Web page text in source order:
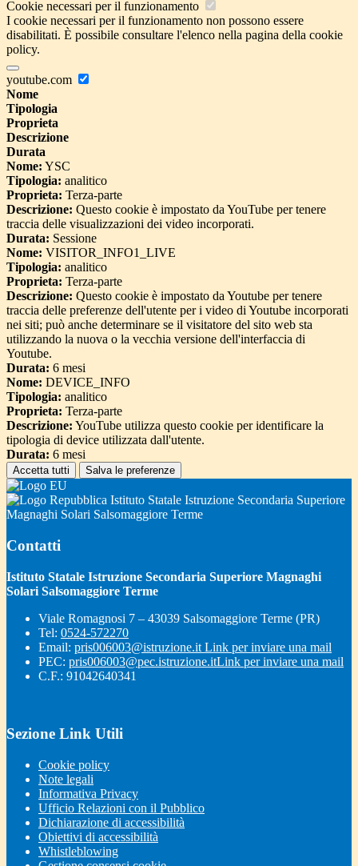
Cookie necessari per il funzionamento
I cookie necessari per il funzionamento non possono essere
disabilitati. È possibile consultare l'elenco nella pagina della cookie
policy.
youtube.com
Nome
Tipologia
Proprieta
Descrizione
Durata
Nome: YSC
Tipologia: analitico
Proprieta: Terza-parte
Descrizione: Questo cookie è impostato da YouTube per tenere
traccia delle visualizzazioni dei video incorporati.
Durata: Sessione
Nome: VISITOR_INFO1_LIVE
Tipologia: analitico
Proprieta: Terza-parte
Descrizione: Questo cookie è impostato da Youtube per tenere
traccia delle preferenze dell'utente per i video di Youtube incorporati
nei siti; può anche determinare se il visitatore del sito web sta
utilizzando la nuova o la vecchia versione dell'interfaccia di
Youtube.
Durata: 6 mesi
Nome: DEVICE_INFO
Tipologia: analitico
Proprieta: Terza-parte
Descrizione: YouTube utilizza questo cookie per identificare la
tipologia di device utilizzata dall'utente.
Durata: 6 mesi
Accetta tutti Salva le preferenze
Istituto Statale Istruzione Secondaria Superiore
Magnaghi Solari Salsomaggiore Terme
Contatti
Istituto Statale Istruzione Secondaria Superiore Magnaghi
Solari Salsomaggiore Terme
Viale Romagnosi 7 – 43039 Salsomaggiore Terme (PR)
Tel: 0524-572270
Email: pris006003@istruzione.it Link per inviare una mail
PEC: pris006003@pec.istruzione.itLink per inviare una mail
C.F.: 91042640341
Sezione Link Utili
Cookie policy
Note legali
Informativa Privacy
Ufficio Relazioni con il Pubblico
Dichiarazione di accessibilità
Obiettivi di accessibilità
Whistleblowing